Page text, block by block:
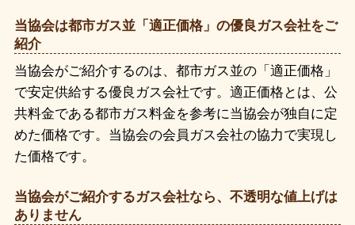
当協会は都市ガス並「適正価格」の優良ガス会社をご
紹介
当協会がご紹介するのは、都市ガス並の「適正価格」
で安定供給する優良ガス会社です。適正価格とは、公
共料金である都市ガス料金を参考に当協会が独自に定
めた価格です。当協会の会員ガス会社の協力で実現し
た価格です。
当協会がご紹介するガス会社なら、不透明な値上げは
ありません